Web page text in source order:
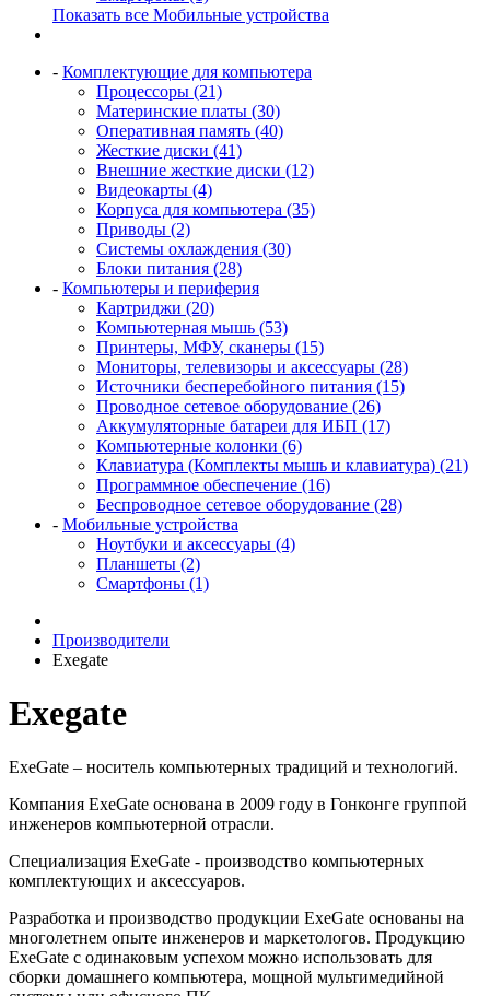
Показать все Мобильные устройства
- Комплектующие для компьютера
Процессоры (21)
Материнские платы (30)
Оперативная память (40)
Жесткие диски (41)
Внешние жесткие диски (12)
Видеокарты (4)
Корпуса для компьютера (35)
Приводы (2)
Системы охлаждения (30)
Блоки питания (28)
- Компьютеры и периферия
Картриджи (20)
Компьютерная мышь (53)
Принтеры, МФУ, сканеры (15)
Мониторы, телевизоры и аксессуары (28)
Источники бесперебойного питания (15)
Проводное сетевое оборудование (26)
Аккумуляторные батареи для ИБП (17)
Компьютерные колонки (6)
Клавиатура (Комплекты мышь и клавиатура) (21)
Программное обеспечение (16)
Беспроводное сетевое оборудование (28)
- Мобильные устройства
Ноутбуки и аксессуары (4)
Планшеты (2)
Смартфоны (1)
Производители
Exegate
Exegate
ExeGate – носитель компьютерных традиций и технологий.
Компания ExeGate основана в 2009 году в Гонконге группой
инженеров компьютерной отрасли.
Специализация ExeGate - производство компьютерных
комплектующих и аксессуаров.
Разработка и производство продукции ExeGate основаны на
многолетнем опыте инженеров и маркетологов. Продукцию
ExeGate с одинаковым успехом можно использовать для
сборки домашнего компьютера, мощной мультимедийной